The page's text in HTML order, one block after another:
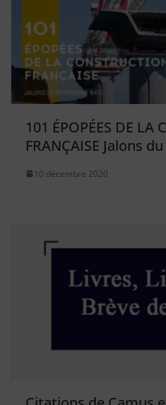
101 ÉPOPÉES DE LA
FRANÇAISE Jalons
10 décembre 2020